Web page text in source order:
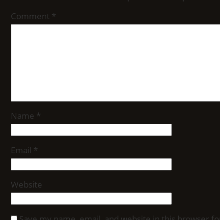
Comment *
Name *
Email *
Website